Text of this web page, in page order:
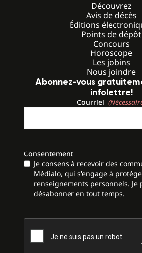
Découvrez
Avis de décès
Éditions
Points de dépôt
Concours
Horoscope
Les jobins
Nous joindre
Abonnez-vous
infolettre!
Courriel
Consentement
Je consens à recevoir des
Médialo, qui s'engage à
renseignements personnels. Je
désabonner en tout temps.